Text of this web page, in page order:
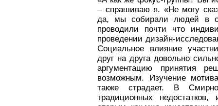
– спрашиваю я. «Не могу
да, мы собирали людей в
проводили почти что
проведении дизайн-
Социальное влияние
друг на друга довольно
аргументацию принятия
возможным. Изучение
также страдает. В
традиционных недостатков,